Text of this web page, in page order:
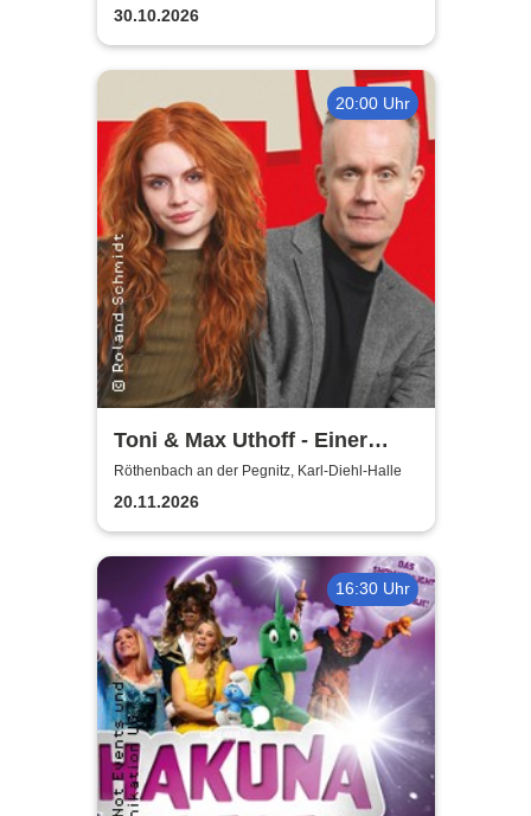
30.10.2026
20:00 Uhr
Toni & Max Uthoff - Einer
zuviel
Röthenbach an der Pegnitz, Karl-Diehl-Halle
20.11.2026
16:30 Uhr